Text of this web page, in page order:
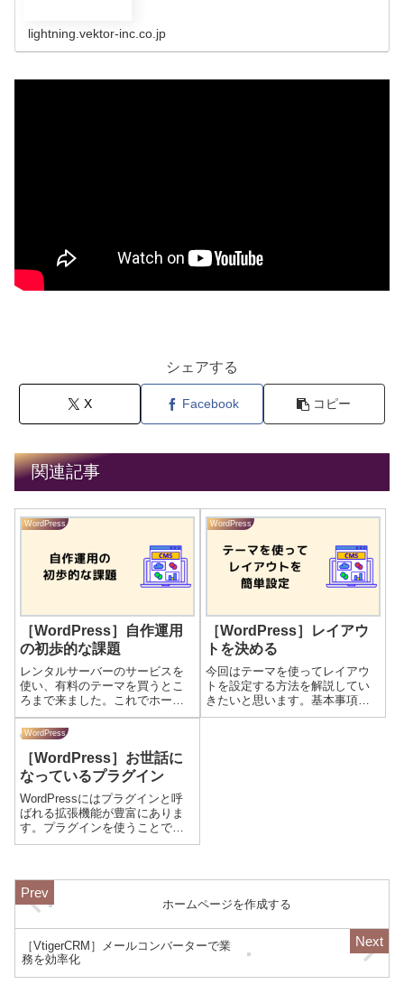
lightning.vektor-inc.co.jp
シェアする
X Facebook コピー
関連記事
WordPress
［WordPress］自作運用
の初歩的な課題
レンタルサーバーのサービスを
使い、有料のテーマを買うとこ
ろまで来ました。これでホーム
ページを作るための基礎、土台
はできあがりました。いよいよ
土台の上に実際のホームページ
を構築していくことになります
が、いくつかの初歩的な課題の
クリアが必要です...
WordPress
［WordPress］レイアウ
トを決める
今回はテーマを使ってレイアウ
トを設定する方法を解説してい
きたいと思います。基本事項の
確認その前に基本事項の確認の
WordPress
［WordPress］お世話に
なっているプラグイン
WordPressにはプラグインと呼
ばれる拡張機能が豊富にありま
す。プラグインを使うことでホ
ームページの機能を簡単に強化
グインをご紹介させていただき
ます。Site Kit by Goo...
ホームページを作成する
［VtigerCRM］メールコンバーターで業
務を効率化